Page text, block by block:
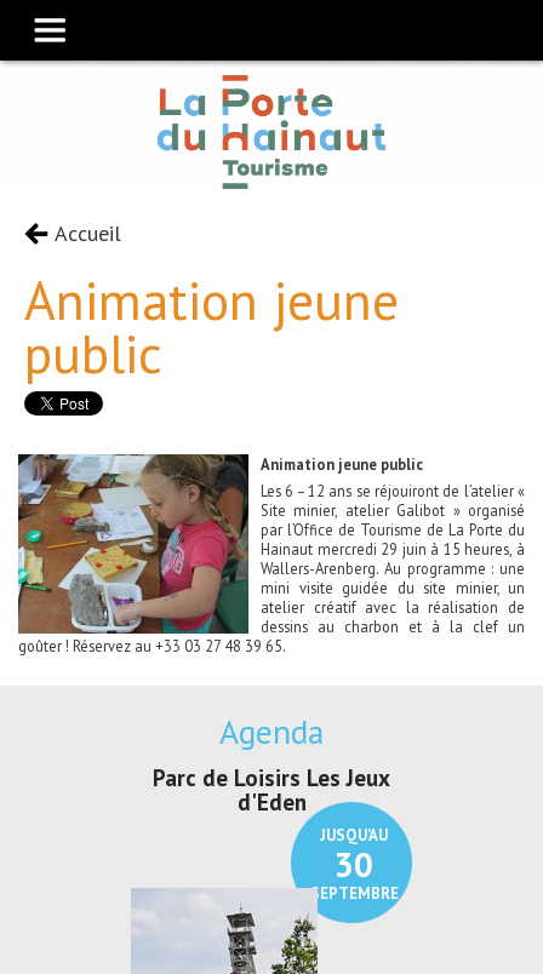
Accueil
Animation jeune
public
Animation jeune public
Les 6 – 12 ans se réjouiront de l’atelier «
Site minier, atelier Galibot » organisé
par l’Office de Tourisme de La Porte du
Hainaut mercredi 29 juin à 15 heures, à
Wallers-Arenberg. Au programme : une
mini visite guidée du site minier, un
atelier créatif avec la réalisation de
dessins au charbon et à la clef un
goûter ! Réservez au +33 03 27 48 39 65.
Agenda
JUSQU'AU
30
SEPTEMBRE
Parc de Loisirs Les Jeux
d'Eden